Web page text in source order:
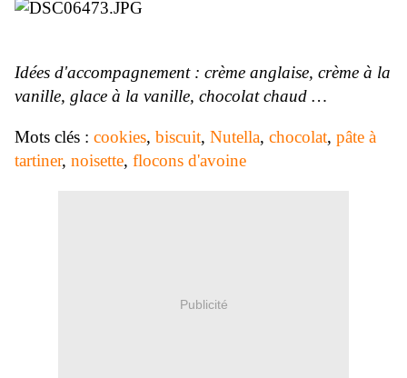
Idées d'accompagnement : crème anglaise, crème à la
vanille, glace à la vanille, chocolat chaud …
Mots clés : cookies, biscuit, Nutella, chocolat, pâte à
tartiner, noisette, flocons d'avoine
Publicité